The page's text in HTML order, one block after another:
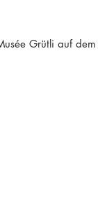
Grütli auf dem